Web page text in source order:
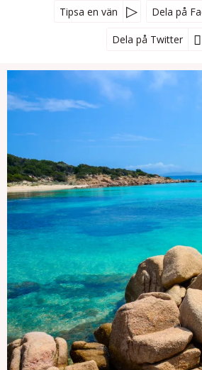
Tipsa en vän Dela på
Dela på Twitter